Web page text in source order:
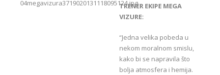
TRENER EKIPE MEGA
VIZURE:
“Jedna velika pobeda u
nekom moralnom smislu,
kako bi se napravila što
bolja atmosfera i hemija.